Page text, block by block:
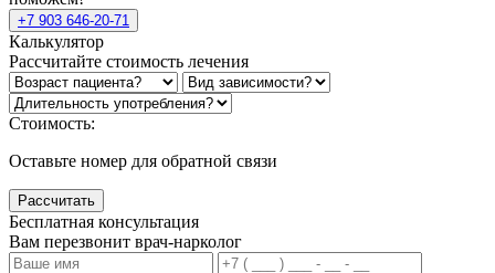
+7 903 646-20-71
Калькулятор
Рассчитайте стоимость лечения
Стоимость:
Оставьте номер для обратной связи
Рассчитать
Бесплатная консультация
Вам перезвонит врач-нарколог